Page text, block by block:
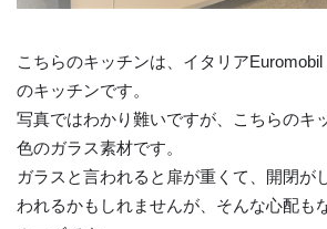
こちらのキッチンは、イタリア
のキッチンです。
写真ではわかり難いですが、こちらのキ
色のガラス素材です。
ガラスと言われると扉が重くて、開閉が
われるかもしれませんが、そんな心配も